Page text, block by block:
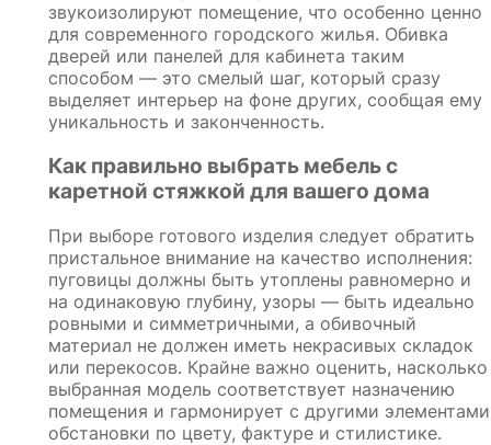
звукоизолируют помещение, что особенно ценно
для современного городского жилья. Обивка
дверей или панелей для кабинета таким
способом — это смелый шаг, который сразу
выделяет интерьер на фоне других, сообщая ему
уникальность и законченность.
Как правильно выбрать мебель с
каретной стяжкой для вашего дома
При выборе готового изделия следует обратить
пристальное внимание на качество исполнения:
пуговицы должны быть утоплены равномерно и
на одинаковую глубину, узоры — быть идеально
ровными и симметричными, а обивочный
материал не должен иметь некрасивых складок
или перекосов. Крайне важно оценить, насколько
выбранная модель соответствует назначению
помещения и гармонирует с другими элементами
обстановки по цвету, фактуре и стилистике.